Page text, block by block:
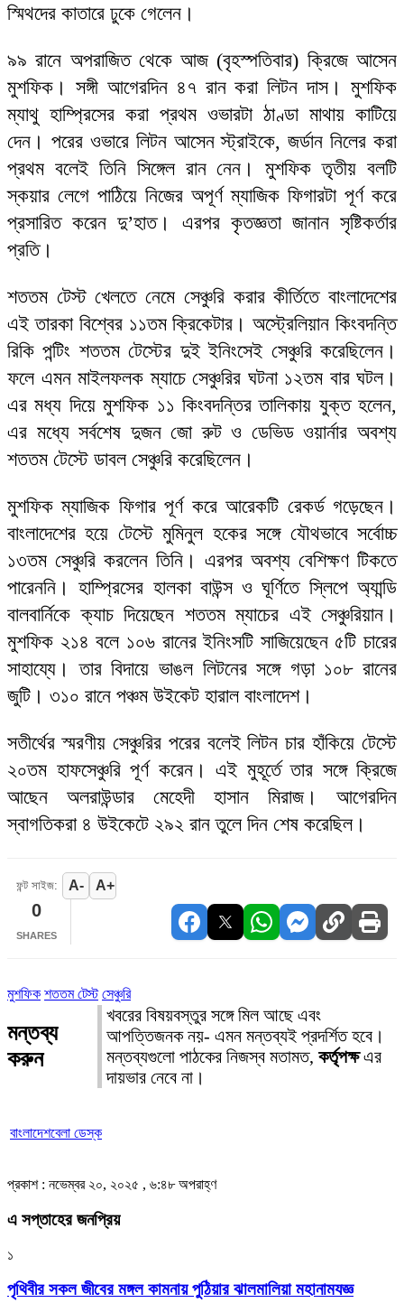
স্মিথদের কাতারে ঢুকে গেলেন।
৯৯ রানে অপরাজিত থেকে আজ (বৃহস্পতিবার) ক্রিজে আসেন
মুশফিক। সঙ্গী আগেরদিন ৪৭ রান করা লিটন দাস। মুশফিক
ম্যাথু হাম্প্রিসের করা প্রথম ওভারটা ঠাণ্ডা মাথায় কাটিয়ে
দেন। পরের ওভারে লিটন আসেন স্ট্রাইকে, জর্ডান নিলের করা
প্রথম বলেই তিনি সিঙ্গেল রান নেন। মুশফিক তৃতীয় বলটি
স্কয়ার লেগে পাঠিয়ে নিজের অপূর্ণ ম্যাজিক ফিগারটা পূর্ণ করে
প্রসারিত করেন দু’হাত। এরপর কৃতজ্ঞতা জানান সৃষ্টিকর্তার
প্রতি।
শততম টেস্ট খেলতে নেমে সেঞ্চুরি করার কীর্তিতে বাংলাদেশের
এই তারকা বিশ্বের ১১তম ক্রিকেটার। অস্ট্রেলিয়ান কিংবদন্তি
রিকি পন্টিং শততম টেস্টের দুই ইনিংসেই সেঞ্চুরি করেছিলেন।
ফলে এমন মাইলফলক ম্যাচে সেঞ্চুরির ঘটনা ১২তম বার ঘটল।
এর মধ্য দিয়ে মুশফিক ১১ কিংবদন্তির তালিকায় ‍যুক্ত হলেন,
এর মধ্যে সর্বশেষ দুজন জো রুট ও ডেভিড ওয়ার্নার অবশ্য
শততম টেস্টে ডাবল সেঞ্চুরি করেছিলেন।
মুশফিক ম্যাজিক ফিগার পূর্ণ করে আরেকটি রেকর্ড গড়েছেন।
বাংলাদেশের হয়ে টেস্টে মুমিনুল হকের সঙ্গে যৌথভাবে সর্বোচ্চ
১৩তম সেঞ্চুরি করলেন তিনি। এরপর অবশ্য বেশিক্ষণ টিকতে
পারেননি। হাম্প্রিসের হালকা বাউন্স ও ঘূর্ণিতে স্লিপে অ্যান্ডি
বালবার্নিকে ক্যাচ দিয়েছেন শততম ম্যাচের এই সেঞ্চুরিয়ান।
মুশফিক ২১৪ বলে ১০৬ রানের ইনিংসটি সাজিয়েছেন ৫টি চারের
সাহায্যে। তার বিদায়ে ভাঙল লিটনের সঙ্গে গড়া ১০৮ রানের
জুটি। ৩১০ রানে পঞ্চম উইকেট হারাল বাংলাদেশ।
সতীর্থের স্মরণীয় সেঞ্চুরির পরের বলেই লিটন চার হাঁকিয়ে টেস্টে
২০তম হাফসেঞ্চুরি পূর্ণ করেন। এই মুহূর্তে তার সঙ্গে ক্রিজে
আছেন অলরাউন্ডার মেহেদী হাসান মিরাজ। আগেরদিন
স্বাগতিকরা ৪ উইকেটে ২৯২ রান তুলে দিন শেষ করেছিল।
ফন্ট সাইজ: A- A+
0
SHARES
মুশফিক শততম টেস্ট সেঞ্চুরি
মন্তব্য
করুন
খবরের বিষয়বস্তুর সঙ্গে মিল আছে এবং
আপত্তিজনক নয়- এমন মন্তব্যই প্রদর্শিত হবে।
মন্তব্যগুলো পাঠকের নিজস্ব মতামত, কর্তৃপক্ষএর
দায়ভার নেবে না।
বাংলাদেশবেলা ডেস্ক
প্রকাশ : নভেম্বর ২০, ২০২৫ , ৬:৪৮ অপরাহ্ণ
এ সপ্তাহের জনপ্রিয়
১
পৃথিবীর সকল জীবের মঙ্গল কামনায় পুঠিয়ার ঝালমালিয়া মহানামযজ্ঞ